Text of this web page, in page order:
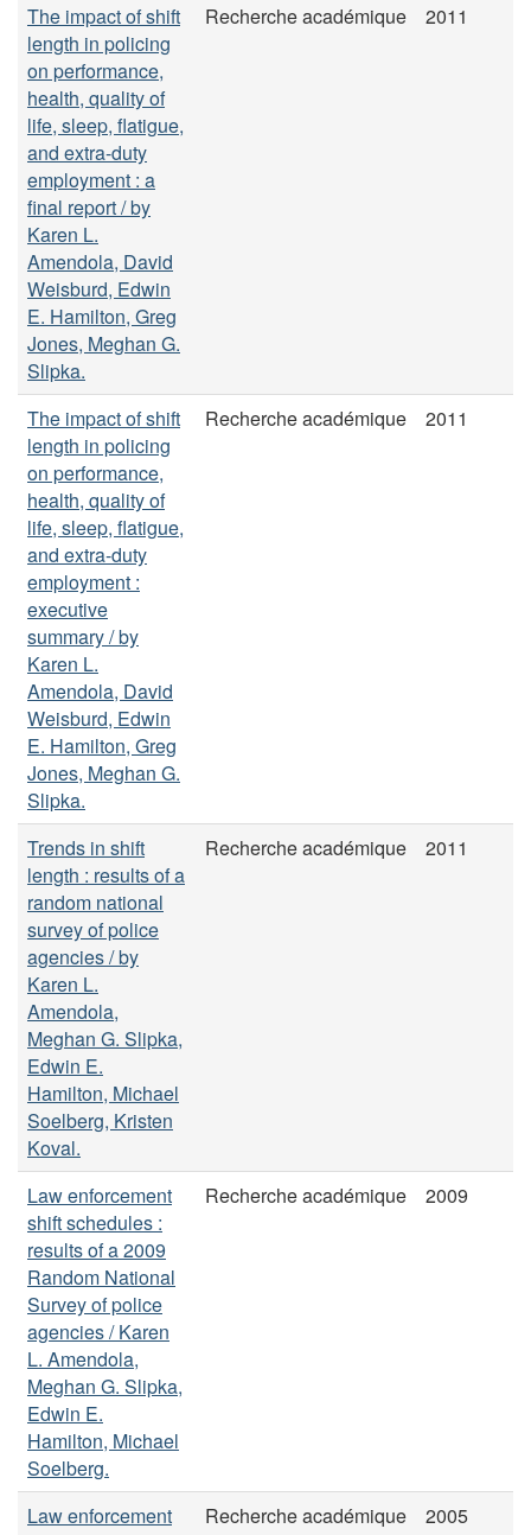
The impact of shift
length in policing
on performance,
health, quality of
life, sleep, flatigue,
and extra-duty
employment : a
final report / by
Karen L.
Amendola, David
Weisburd, Edwin
E. Hamilton, Greg
Jones, Meghan G.
Slipka.
Recherche académique 2011
The impact of shift
length in policing
on performance,
health, quality of
life, sleep, flatigue,
and extra-duty
employment :
executive
summary / by
Karen L.
Amendola, David
Weisburd, Edwin
E. Hamilton, Greg
Jones, Meghan G.
Slipka.
Recherche académique 2011
Trends in shift
length : results of a
random national
survey of police
agencies / by
Karen L.
Amendola,
Meghan G. Slipka,
Edwin E.
Hamilton, Michael
Soelberg, Kristen
Koval.
Recherche académique 2011
Law enforcement
shift schedules :
results of a 2009
Random National
Survey of police
agencies / Karen
L. Amendola,
Meghan G. Slipka,
Edwin E.
Hamilton, Michael
Soelberg.
Recherche académique 2009
Law enforcement
Recherche académique 2005